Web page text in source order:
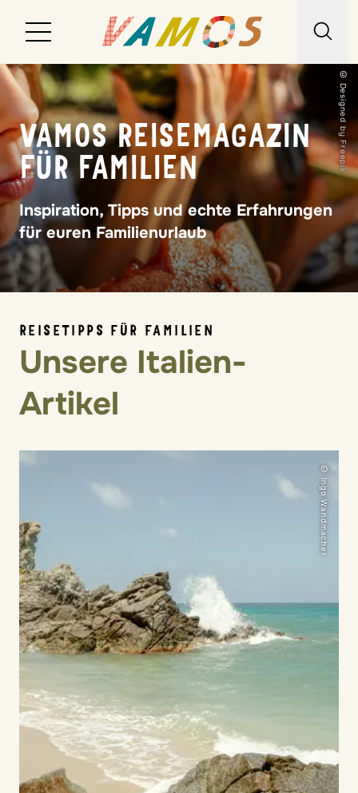
Reiseziele
Reiseart
Über uns
Wunschliste
Kontakt
© Designed by Freepik
VAMOS REISEMAGAZIN
FÜR FAMILIEN
Inspiration, Tipps und echte Erfahrungen
für euren Familienurlaub
REISETIPPS FÜR FAMILIEN
Unsere Italien-
Artikel
© Ingo Wandmacher